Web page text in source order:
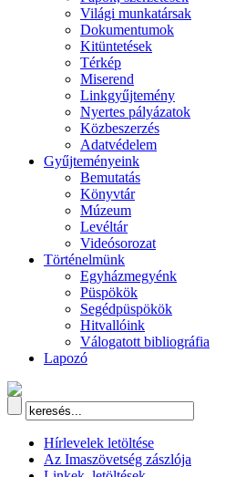
Világi munkatársak
Dokumentumok
Kitüntetések
Térkép
Miserend
Linkgyűjtemény
Nyertes pályázatok
Közbeszerzés
Adatvédelem
Gyűjteményeink
Bemutatás
Könyvtár
Múzeum
Levéltár
Videósorozat
Történelmünk
Egyházmegyénk
Püspökök
Segédpüspökök
Hitvallóink
Válogatott bibliográfia
Lapozó
Hírlevelek letöltése
Az Imaszövetség zászlója